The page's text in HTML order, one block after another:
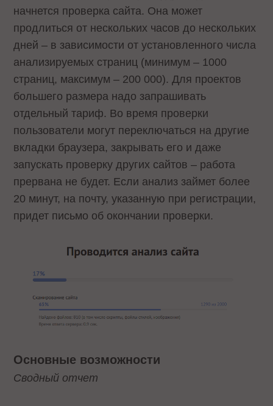
начнется проверка сайта. Она может
продлиться от нескольких часов до нескольких
дней – в зависимости от установленного числа
анализируемых страниц (минимум – 1000
страниц, максимум – 200 000). Для проектов
большего размера надо запрашивать
отдельный тариф. Во время проверки
пользователи могут переключаться на другие
вкладки браузера, закрывать его и даже
запускать проверку других сайтов – работа
прервана не будет. Если анализ займет более
20 минут, на почту, указанную при регистрации,
придет письмо об окончании проверки.
Основные возможности
Сводный отчет